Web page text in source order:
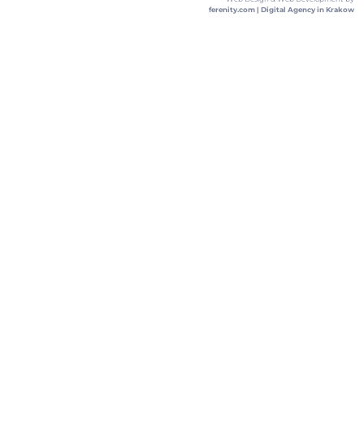
ferenity.com | Digital Agency in Krakow